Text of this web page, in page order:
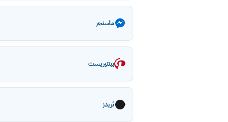
ماسنجر
بينتيريست
ثريدز